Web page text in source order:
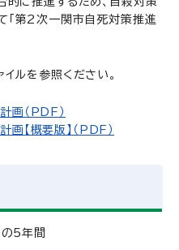
「第2次一関市自死対策推進
ルを参照ください。
画（PDF）
【概要版】（PDF）
5年間